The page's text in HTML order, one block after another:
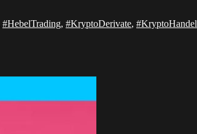
#HebelTrading, #KryptoDerivate, #KryptoHandel